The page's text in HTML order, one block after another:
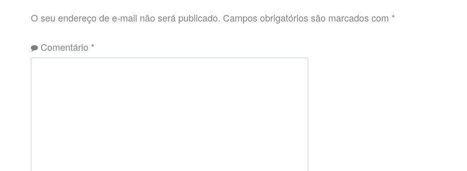
O seu endereço de e-mail não será publicado. Campos obrigatórios são marcados com *
Comentário *